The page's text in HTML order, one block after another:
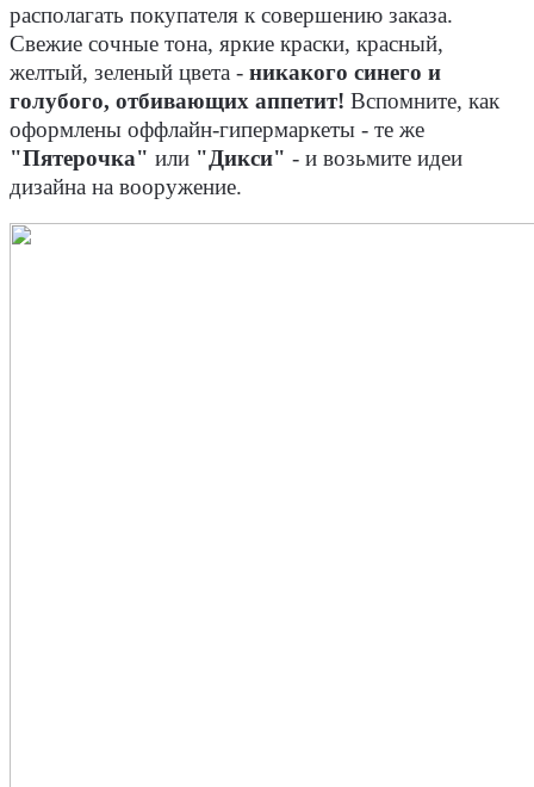
располагать покупателя к совершению заказа.
Свежие сочные тона, яркие краски, красный,
желтый, зеленый цвета - никакого синего и
голубого, отбивающих аппетит! Вспомните, как
оформлены оффлайн-гипермаркеты - те же
"Пятерочка" или "Дикси" - и возьмите идеи
дизайна на вооружение.